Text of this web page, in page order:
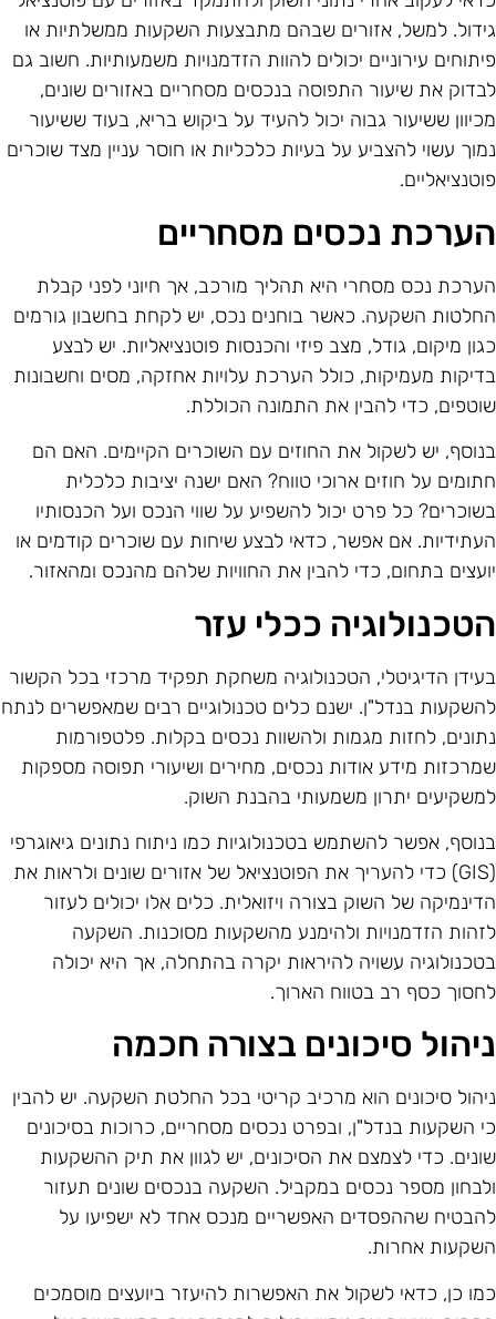
למשל, אזורים שבהם מתבצעות השקעות ממשלתיות או
עירוניים יכולים להוות הזדמנויות משמעותיות. חשוב גם
את שיעור התפוסה בנכסים מסחריים באזורים שונים,
ששיעור גבוה יכול להעיד על ביקוש בריא, בעוד ששיעור
עשוי להצביע על בעיות כלכליות או חוסר עניין מצד שוכרים
נכסים מסחריים
נכס מסחרי היא תהליך מורכב, אך חיוני לפני קבלת
השקעה. כאשר בוחנים נכס, יש לקחת בחשבון גורמים
מיקום, גודל, מצב פיזי והכנסות פוטנציאליות. יש לבצע
מעמיקות, כולל הערכת עלויות אחזקה, מסים וחשבונות
כדי להבין את התמונה הכוללת.
יש לשקול את החוזים עם השוכרים הקיימים. האם הם
על חוזים ארוכי טווח? האם ישנה יציבות כלכלית
כל פרט יכול להשפיע על שווי הנכס ועל הכנסותיו
אם אפשר, כדאי לבצע שיחות עם שוכרים קודמים או
בתחום, כדי להבין את החוויות שלהם מהנכס ומהאזור.
ככלי עזר
הדיגיטלי, הטכנולוגיה משחקת תפקיד מרכזי בכל הקשור
בנדל"ן. ישנם כלים טכנולוגיים רבים שמאפשרים לנתח
לחזות מגמות ולהשוות נכסים בקלות. פלטפורמות
מידע אודות נכסים, מחירים ושיעורי תפוסה מספקות
יתרון משמעותי בהבנת השוק.
אפשר להשתמש בטכנולוגיות כמו ניתוח נתונים גיאוגרפי
(GIS) כדי להעריך את הפוטנציאל של אזורים שונים ולראות את
של השוק בצורה ויזואלית. כלים אלו יכולים לעזור
הזדמנויות ולהימנע מהשקעות מסוכנות. השקעה
עשויה להיראות יקרה בהתחלה, אך היא יכולה
כסף רב בטווח הארוך.
סיכונים בצורה חכמה
סיכונים הוא מרכיב קריטי בכל החלטת השקעה. יש להבין
השקעות בנדל"ן, ובפרט נכסים מסחריים, כרוכות בסיכונים
כדי לצמצם את הסיכונים, יש לגוון את תיק ההשקעות
מספר נכסים במקביל. השקעה בנכסים שונים תעזור
שההפסדים האפשריים מנכס אחד לא ישפיעו על
אחרות.
כן, כדאי לשקול את האפשרות להיעזר ביועצים מוסמכים